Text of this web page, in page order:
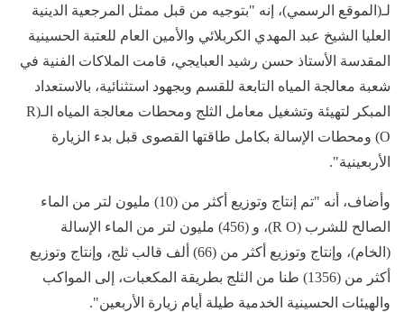
لـ(الموقع الرسمي)، إنه "بتوجيه من قبل ممثل المرجعية الدينية
العليا الشيخ عبد المهدي الكربلائي والأمين العام للعتبة الحسينية
المقدسة الأستاذ حسن رشيد العبايجي، قامت الملاكات الفنية في
شعبة معالجة المياه التابعة للقسم وبجهود استثنائية، بالاستعداد
المبكر لتهيئة وتشغيل معامل الثلج ومحطات معالجة المياه الـ(R
O) ومحطات الإسالة بكامل طاقتها القصوى قبل بدء الزيارة
الأربعينية".
وأضاف، أنه "تم إنتاج وتوزيع أكثر من (10) مليون لتر من الماء
الصالح للشرب (R O)، و (456) مليون لتر من الماء الإسالة
(الخام)، وإنتاج وتوزيع أكثر من (66) ألف قالب ثلج، وإنتاج وتوزيع
أكثر من (1356) طنا من الثلج بطريقة المكعبات، إلى المواكب
والهيئات الحسينية الخدمية طيلة أيام زيارة الأربعين".